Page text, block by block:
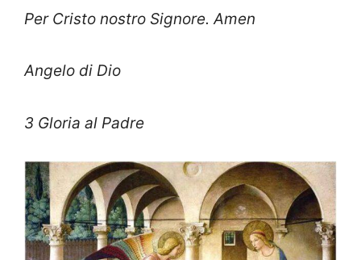
Per Cristo nostro Signore. Amen
Angelo di Dio
3 Gloria al Padre